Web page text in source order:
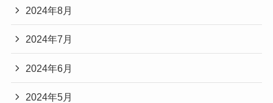
2024年8月
2024年7月
2024年6月
2024年5月